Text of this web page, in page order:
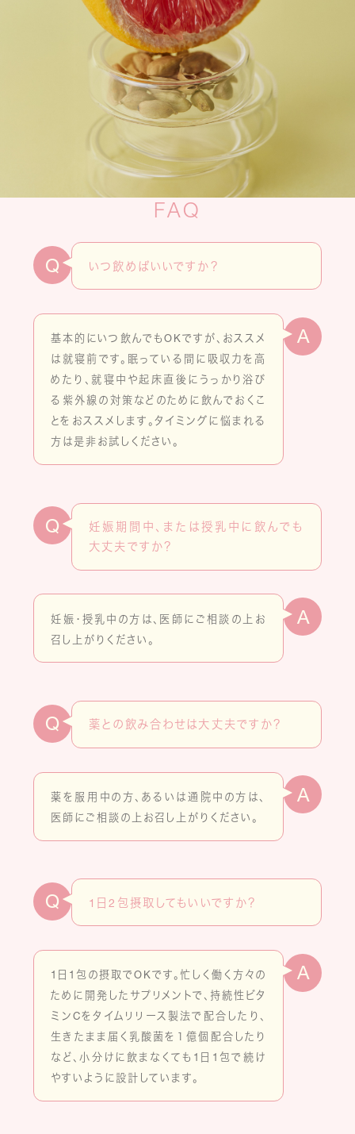
FAQ
Q いつ飲めばいいですか？
A
基本的にいつ飲んでもOKですが、おススメ
は就寝前です。眠っている間に吸収力を高
めたり、就寝中や起床直後にうっかり浴び
る紫外線の対策などのために飲んでおくこ
とをおススメします。タイミングに悩まれる
方は是非お試しください。
Q
妊娠期間中、または授乳中に飲んでも
大丈夫ですか？
A
妊娠・授乳中の方は、医師にご相談の上お
召し上がりください。
Q 薬との飲み合わせは大丈夫ですか？
A
薬を服用中の方、あるいは通院中の方は、
医師にご相談の上お召し上がりください。
Q 1日2包摂取してもいいですか？
A
1日1包の摂取でOKです。忙しく働く方々の
ために開発したサプリメントで、持続性ビタ
ミンCをタイムリリース製法で配合したり、
生きたまま届く乳酸菌を１億個配合したり
など、小分けに飲まなくても1日1包で続け
やすいように設計しています。